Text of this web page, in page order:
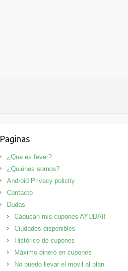
Paginas
¿Que es fever?
¿Quiénes somos?
Android Privacy policity
Contacto
Dudas
Caducan mis cupones AYUDA!!
Ciudades disponibles
Histórico de cupones
Máximo dinero en cupones
No puedo llevar el movil al plan